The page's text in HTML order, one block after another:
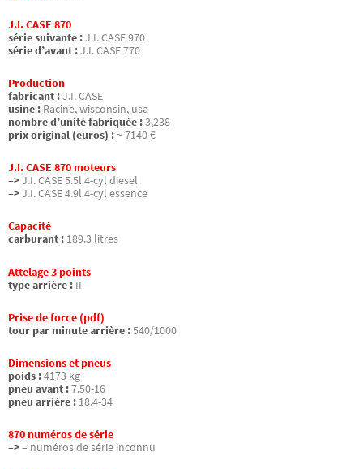
J.I. CASE 870
série suivante :J.I. CASE 970
série d’avant :J.I. CASE 770
Production
fabricant :J.I. CASE
usine : Racine, wisconsin, usa
nombre d’unité fabriquée :3,238
prix original (euros) : ~ 7140 €
J.I. CASE 870 moteurs
–>J.I. CASE 5.5l 4-cyl diesel
–>J.I. CASE 4.9l 4-cyl essence
Capacité
carburant : 189.3 litres
Attelage 3 points
type arrière : II
Prise de force (pdf)
tour par minute arrière :540/1000
Dimensions et pneus
poids :4173 kg
pneu avant :7.50-16
pneu arrière : 18.4-34
870 numéros de série
–>– numéros de série inconnu